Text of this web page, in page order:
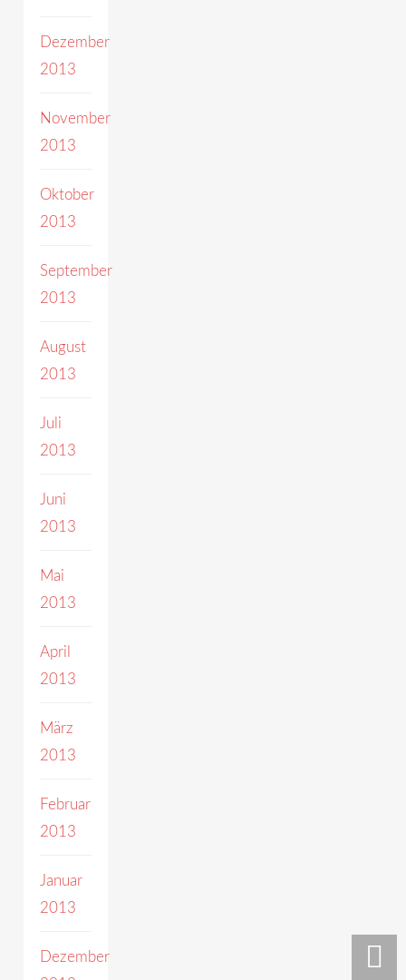
Dezember
2013
November
2013
Oktober
2013
September
2013
August
2013
Juli
2013
Juni
2013
Mai
2013
April
2013
März
2013
Februar
2013
Januar
2013
Dezember